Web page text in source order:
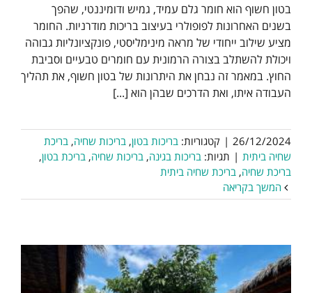
בטון חשוף הוא חומר גלם עמיד, גמיש ודומיננטי, שהפך
בשנים האחרונות לפופולרי בעיצוב בריכות מודרניות. החומר
מציע שילוב ייחודי של מראה מינימליסטי, פונקציונליות גבוהה
ויכולת להשתלב בצורה הרמונית עם חומרים טבעיים וסביבת
החוץ. במאמר זה נבחן את היתרונות של בטון חשוף, את תהליך
העבודה איתו, ואת הדרכים שבהן הוא [...]
26/12/2024
| קטגוריות: בריכות בטון, בריכות שחיה, בריכת
שחיה ביתית | תגיות: בריכות בגינה, בריכות שחיה, בריכת בטון,
בריכת שחיה, בריכת שחיה ביתית
המשך בקריאה